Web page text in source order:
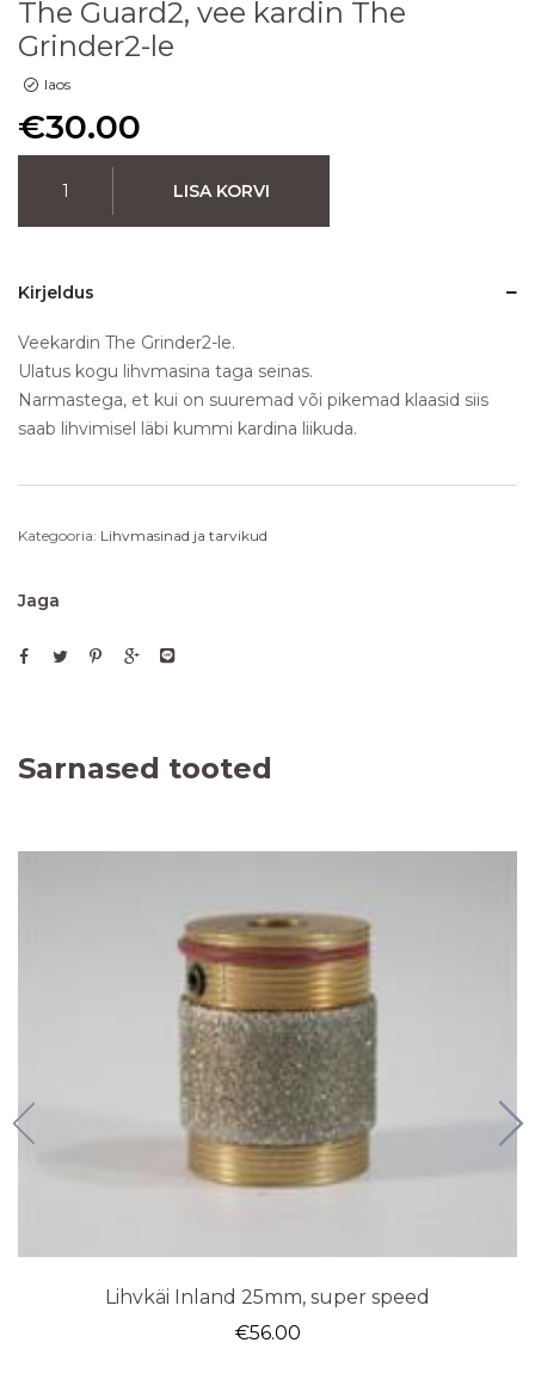
The Guard2, vee kardin The
Grinder2-le
laos
€30.00
LISA KORVI
Kirjeldus
Veekardin The Grinder2-le.
Ulatus kogu lihvmasina taga seinas.
Narmastega, et kui on suuremad või pikemad klaasid siis
saab lihvimisel läbi kummi kardina liikuda.
Kategooria: Lihvmasinad ja tarvikud
Jaga
Sarnased tooted
Lihvkäi Inland 25mm, super speed
€56.00